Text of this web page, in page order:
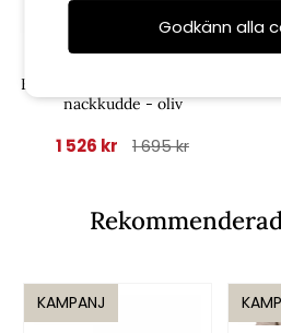
Baden-badendyna woodline,
nackkudde - oliv
1 526 kr 1 695 kr
KAMPANJ
Godkänn alla